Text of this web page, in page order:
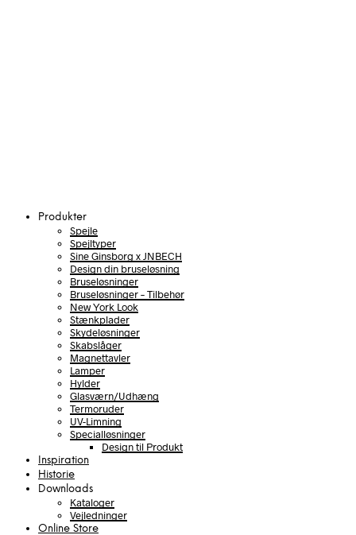
Produkter
Spejle
Spejltyper
Sine Ginsborg x JNBECH
Design din bruseløsning
Bruseløsninger
Bruseløsninger – Tilbehør
New York Look
Stænkplader
Skydeløsninger
Skabslåger
Magnettavler
Lamper
Hylder
Glasværn/Udhæng
Termoruder
UV-Limning
Specialløsninger
Design til Produkt
Inspiration
Historie
Downloads
Kataloger
Vejledninger
Online Store